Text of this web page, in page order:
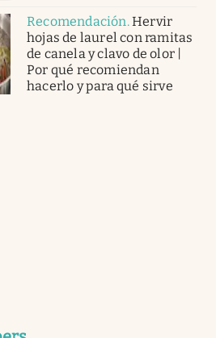
Recomendación.Hervir
hojas de laurel con ramitas
de canela y clavo de olor |
Por qué recomiendan
hacerlo y para qué sirve